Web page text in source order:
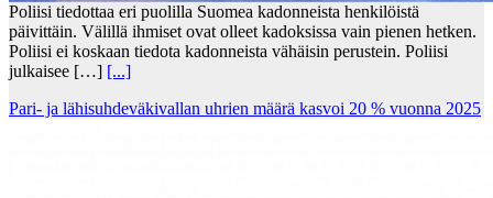
Poliisi tiedottaa eri puolilla Suomea kadonneista henkilöistä
päivittäin. Välillä ihmiset ovat olleet kadoksissa vain pienen hetken.
Poliisi ei koskaan tiedota kadonneista vähäisin perustein. Poliisi
julkaisee […] [...]
Pari- ja lähisuhdeväkivallan uhrien määrä kasvoi 20 % vuonna 2025